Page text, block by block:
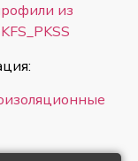
из